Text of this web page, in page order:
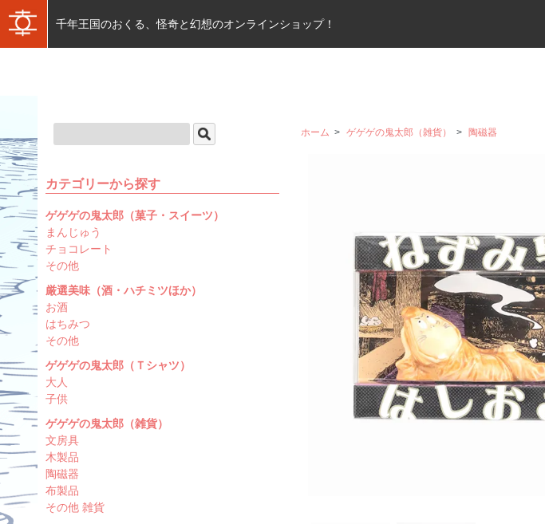
千年王国のおくる、怪奇と幻想のオンラインショップ！
ホーム > ゲゲゲの鬼太郎（雑貨） > 陶磁器
カテゴリーから探す
ゲゲゲの鬼太郎（菓子・スイーツ）
まんじゅう
チョコレート
その他
厳選美味（酒・ハチミツほか）
お酒
はちみつ
その他
ゲゲゲの鬼太郎（Ｔシャツ）
大人
子供
ゲゲゲの鬼太郎（雑貨）
文房具
木製品
陶磁器
布製品
その他 雑貨